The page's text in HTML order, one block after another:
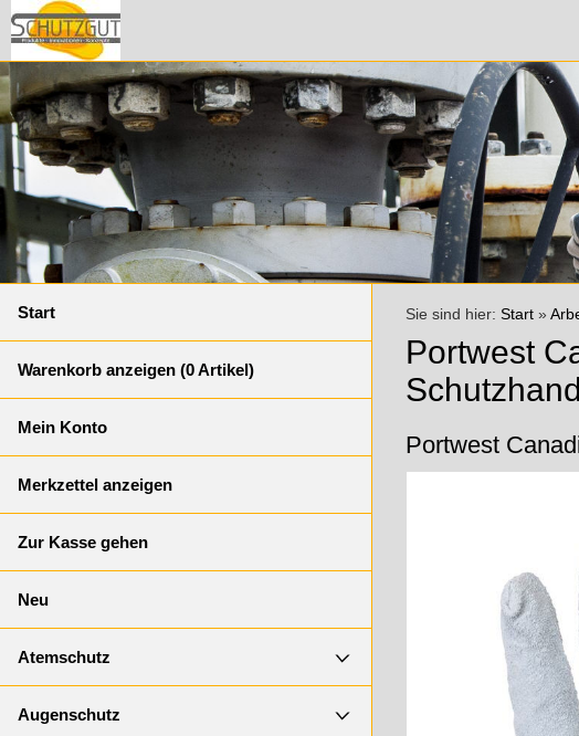
Start
Warenkorb anzeigen (0Artikel)
Mein Konto
Merkzettel anzeigen
Zur Kasse gehen
Neu
Atemschutz
Augenschutz
Sie sind hier: Start »
Portwest
Portwest